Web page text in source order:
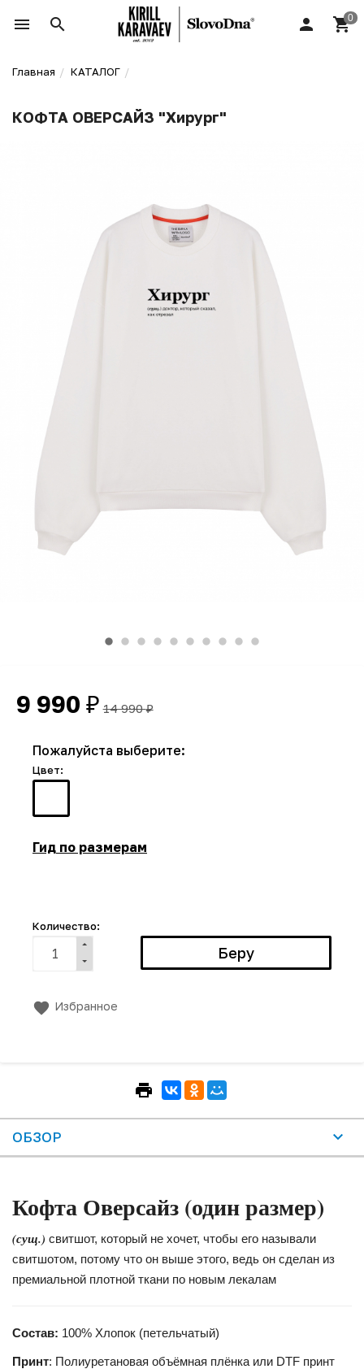
Главная КАТАЛОГ
КОФТА ОВЕРСАЙЗ "Хирург"
9 990 ₽ 14 990₽
Пожалуйста выберите:
Цвет:
Гид по размерам
Количество:
Избранное
ОБЗОР
Кофта Оверсайз (один размер)
(сущ.) свитшот, который не хочет, чтобы его называли
свитшотом, потому что он выше этого, ведь он сделан из
премиальной плотной ткани по новым лекалам
Состав: 100% Хлопок (петельчатый)
Принт: Полиуретановая объёмная плёнка или DTF принт